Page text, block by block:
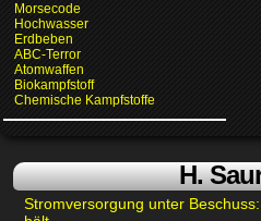
Morsecode
Hochwasser
Erdbeben
ABC-Terror
Atomwaffen
Biokampfstoff
Chemische Kampfstoffe
H.
Stromversorgung unter